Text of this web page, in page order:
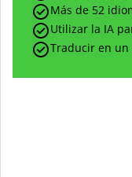
Más de 52
Utilizar la IA
Traducir en